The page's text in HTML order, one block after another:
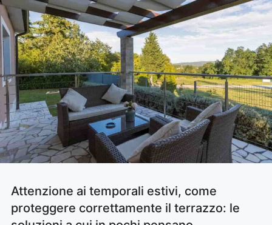
Attenzione ai temporali estivi, come
proteggere correttamente il terrazzo: le